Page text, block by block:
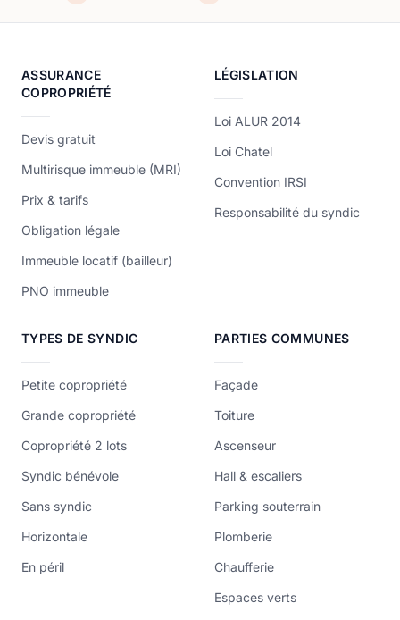
ASSURANCE
COPROPRIÉTÉ
Devis gratuit
Multirisque immeuble (MRI)
Prix & tarifs
Obligation légale
Immeuble locatif (bailleur)
PNO immeuble
LÉGISLATION
Loi ALUR 2014
Loi Chatel
Convention IRSI
Responsabilité du syndic
TYPES DE SYNDIC
Petite copropriété
Grande copropriété
Copropriété 2 lots
Syndic bénévole
Sans syndic
Horizontale
En péril
PARTIES COMMUNES
Façade
Toiture
Ascenseur
Hall & escaliers
Parking souterrain
Plomberie
Chaufferie
Espaces verts